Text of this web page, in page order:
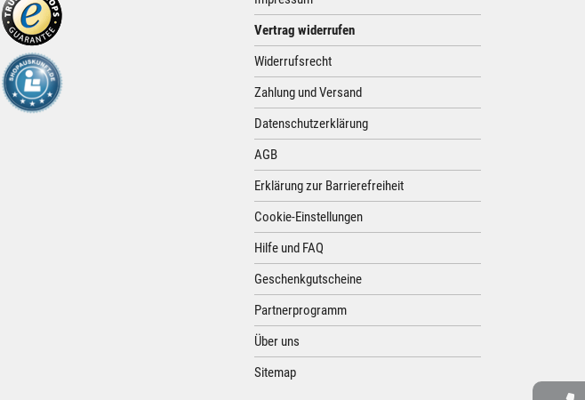
Vertrag widerrufen
Widerrufsrecht
Zahlung und Versand
Datenschutzerklärung
AGB
Erklärung zur Barrierefreiheit
Cookie-Einstellungen
Hilfe und FAQ
Geschenkgutscheine
Partnerprogramm
Über uns
Sitemap